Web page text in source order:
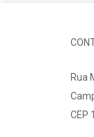
Rua
CEP